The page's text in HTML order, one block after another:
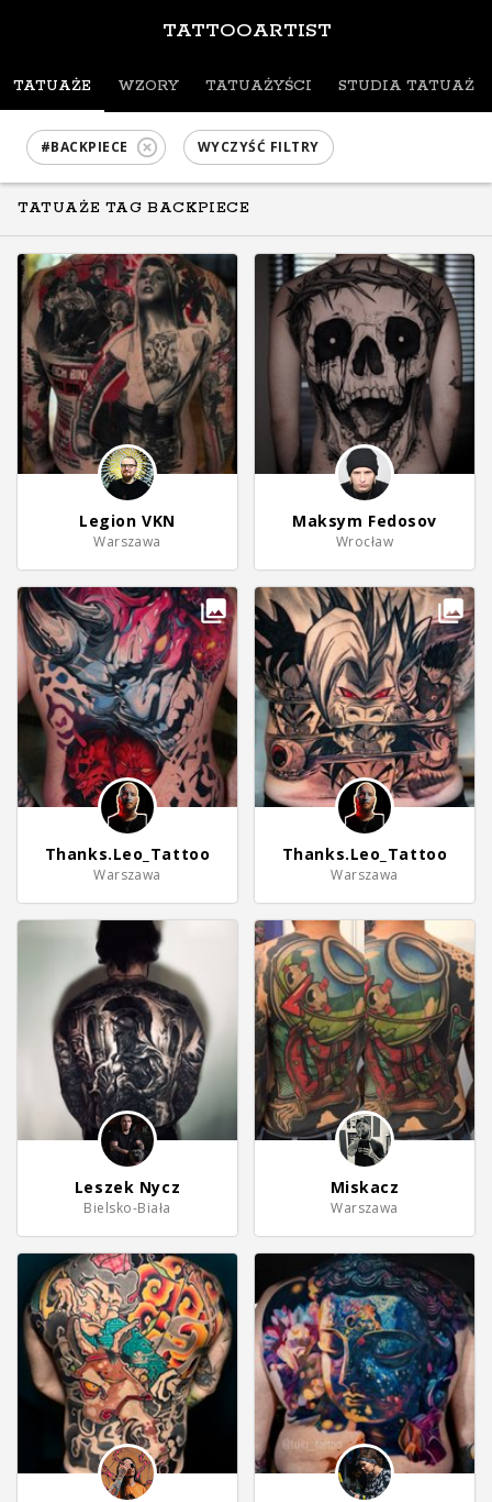
TATTOOARTIST
TATUAŻE WZORY TATUAŻYŚCI STUDIA TATUAŻU
#BACKPIECE WYCZYŚĆ FILTRY
TATUAŻE TAG BACKPIECE
Legion VKN
Warszawa
Maksym Fedosov
Wrocław
Thanks.Leo_Tattoo
Warszawa
Thanks.Leo_Tattoo
Warszawa
Leszek Nycz
Bielsko-Biała
Miskacz
Warszawa